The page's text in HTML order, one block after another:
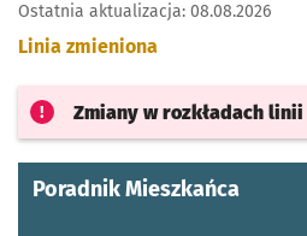
Ostatnia aktualizacja: 08.08.2026
Linia zmieniona
Zmiany w rozkładach linii
Poradnik Mieszkańca